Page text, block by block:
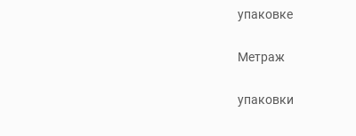
упаковке
Метраж
упаковки